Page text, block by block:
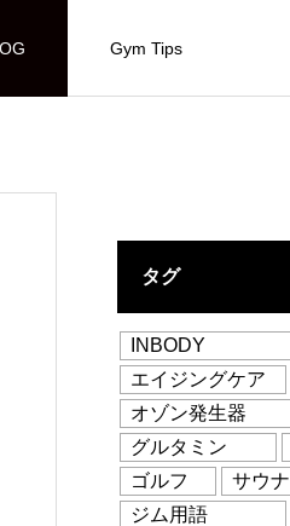
Gym Tips
タグ
INBODY
エイジングケア
オゾン発生器
グルタミン
ゴルフ
サウナ
ジム用語